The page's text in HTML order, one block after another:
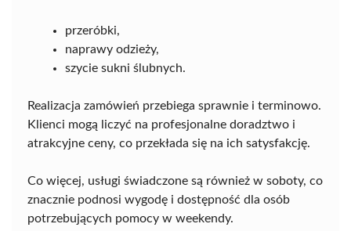
przeróbki,
naprawy odzieży,
szycie sukni ślubnych.
Realizacja zamówień przebiega sprawnie i terminowo.
Klienci mogą liczyć na profesjonalne doradztwo i
atrakcyjne ceny, co przekłada się na ich satysfakcję.
Co więcej, usługi świadczone są również w soboty, co
znacznie podnosi wygodę i dostępność dla osób
potrzebujących pomocy w weekendy.